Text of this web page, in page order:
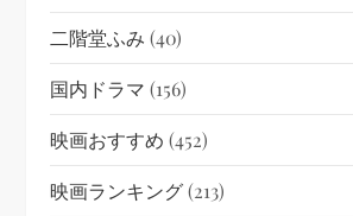
二階堂ふみ (40)
国内ドラマ (156)
映画おすすめ (452)
映画ランキング(213)